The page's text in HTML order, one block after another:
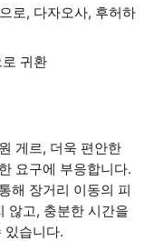
로, 다자오사, 후허하
귀환
게르, 더욱 편안한
요구에 부응합니다.
해 장거리 이동의 피
않고, 충분한 시간을
있습니다.